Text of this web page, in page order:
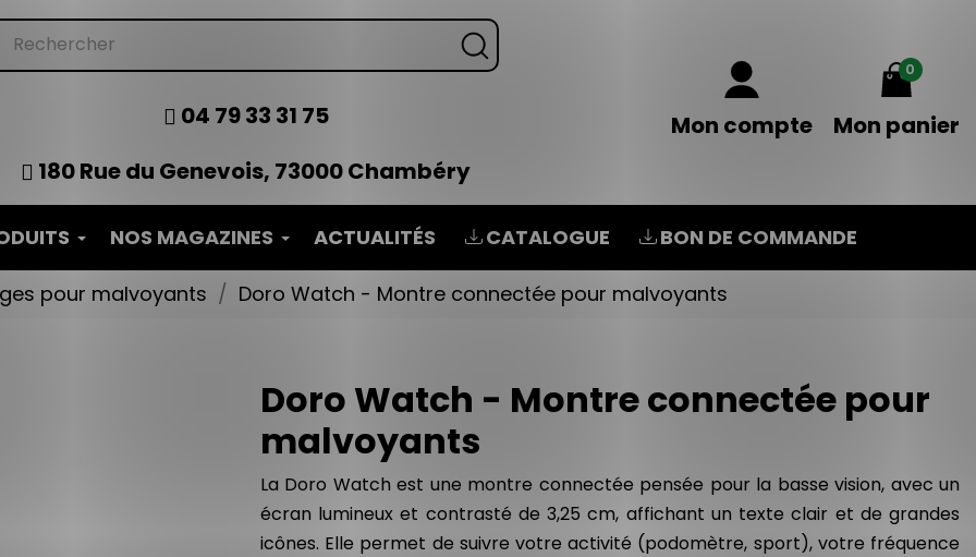
04 79 33 31 75
180 Rue du Genevois, 73000 Chambéry
Mon compte
0
Mon panier
NOS MAGAZINES ACTUALITÉS CATALOGUE BON DE COMMANDE
pour malvoyants Doro Watch - Montre connectée pour malvoyants
Doro Watch - Montre connectée pour
malvoyants
La Doro Watch est une montre connectée pensée pour la basse vision, avec un
écran lumineux et contrasté de 3,25 cm, affichant un texte clair et de grandes
icônes. Elle permet de suivre votre activité (podomètre, sport), votre fréquence